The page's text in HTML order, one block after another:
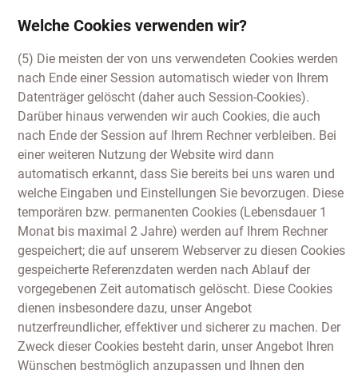
Welche Cookies verwenden wir?
(5) Die meisten der von uns verwendeten Cookies werden
nach Ende einer Session automatisch wieder von Ihrem
Datenträger gelöscht (daher auch Session-Cookies).
Darüber hinaus verwenden wir auch Cookies, die auch
nach Ende der Session auf Ihrem Rechner verbleiben. Bei
einer weiteren Nutzung der Website wird dann
automatisch erkannt, dass Sie bereits bei uns waren und
welche Eingaben und Einstellungen Sie bevorzugen. Diese
temporären bzw. permanenten Cookies (Lebensdauer 1
Monat bis maximal 2 Jahre) werden auf Ihrem Rechner
gespeichert; die auf unserem Webserver zu diesen Cookies
gespeicherte Referenzdaten werden nach Ablauf der
vorgegebenen Zeit automatisch gelöscht. Diese Cookies
dienen insbesondere dazu, unser Angebot
nutzerfreundlicher, effektiver und sicherer zu machen. Der
Zweck dieser Cookies besteht darin, unser Angebot Ihren
Wünschen bestmöglich anzupassen und Ihnen den